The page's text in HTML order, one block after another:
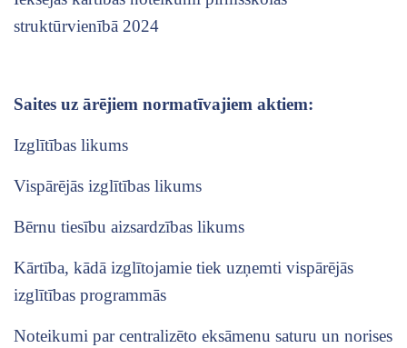
struktūrvienībā 2024
Saites uz ārējiem normatīvajiem aktiem:
Izglītības likums
Vispārējās izglītības likums
Bērnu tiesību aizsardzības likums
Kārtība, kādā izglītojamie tiek uzņemti vispārējās
izglītības programmās
Noteikumi par centralizēto eksāmenu saturu un norises